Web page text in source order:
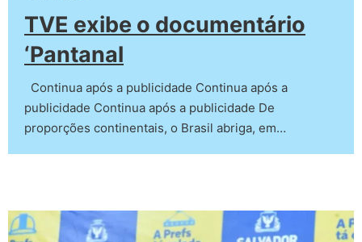
TVE exibe o documentário
‘Pantanal
Continua após a publicidade Continua após a
publicidade Continua após a publicidade De
proporções continentais, o Brasil abriga, em…